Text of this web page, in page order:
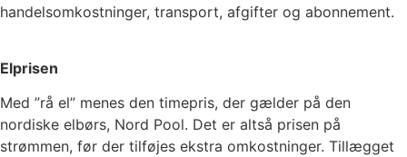
handelsomkostninger, transport, afgifter og abonnement.
Elprisen
Med ”rå el” menes den timepris, der gælder på den
nordiske elbørs, Nord Pool. Det er altså prisen på
strømmen, før der tilføjes ekstra omkostninger. Tillægget